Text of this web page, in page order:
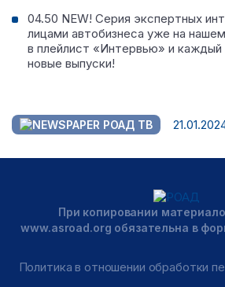
04.50 NEW! Серия экспертных
лицами автобизнеса уже на
в плейлист «Интервью» и
новые выпуски!
РОАД ТВ
При копировании
www.asroad.org обязательна в
Политика в отношении обработки